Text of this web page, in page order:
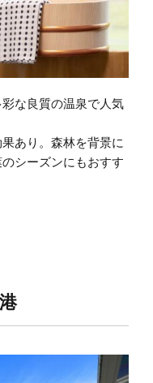
な良質の温泉で人気
あり。森林を背景に
シーズンにもおすす